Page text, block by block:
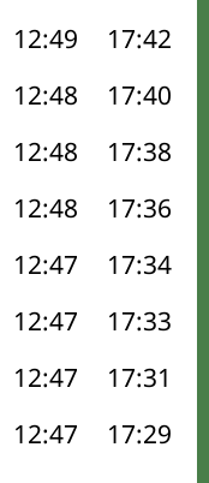
12:49 17:42
12:48 17:40
12:48 17:38
12:48 17:36
12:47 17:34
12:47 17:33
12:47 17:31
12:47 17:29